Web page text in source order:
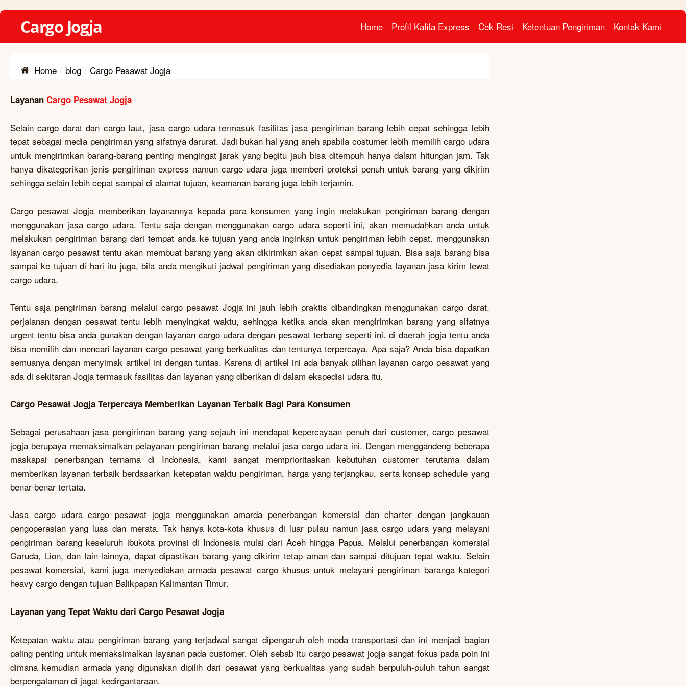
Cargo Jogja Home Profil Kafila Express Cek Resi Ketentuan Pengiriman Kontak Kami
Home blog Cargo Pesawat Jogja
Layanan Cargo Pesawat Jogja
Selain cargo darat dan cargo laut, jasa cargo udara termasuk fasilitas jasa pengiriman barang lebih cepat sehingga lebih
tepat sebagai media pengiriman yang sifatnya darurat. Jadi bukan hal yang aneh apabila costumer lebih memilih cargo udara
untuk mengirimkan barang-barang penting mengingat jarak yang begitu jauh bisa ditempuh hanya dalam hitungan jam. Tak
hanya dikategorikan jenis pengiriman express namun cargo udara juga memberi proteksi penuh untuk barang yang dikirim
sehingga selain lebih cepat sampai di alamat tujuan, keamanan barang juga lebih terjamin.
Cargo pesawat Jogja memberikan layanannya kepada para konsumen yang ingin melakukan pengiriman barang dengan
menggunakan jasa cargo udara. Tentu saja dengan menggunakan cargo udara seperti ini, akan memudahkan anda untuk
melakukan pengiriman barang dari tempat anda ke tujuan yang anda inginkan untuk pengiriman lebih cepat. menggunakan
layanan cargo pesawat tentu akan membuat barang yang akan dikirimkan akan cepat sampai tujuan. Bisa saja barang bisa
sampai ke tujuan di hari itu juga, bila anda mengikuti jadwal pengiriman yang disediakan penyedia layanan jasa kirim lewat
cargo udara.
Tentu saja pengiriman barang melalui cargo pesawat Jogja ini jauh lebih praktis dibandingkan menggunakan cargo darat.
perjalanan dengan pesawat tentu lebih menyingkat waktu, sehingga ketika anda akan mengirimkan barang yang sifatnya
urgent tentu bisa anda gunakan dengan layanan cargo udara dengan pesawat terbang seperti ini. di daerah jogja tentu anda
bisa memilih dan mencari layanan cargo pesawat yang berkualitas dan tentunya terpercaya. Apa saja? Anda bisa dapatkan
semuanya dengan menyimak artikel ini dengan tuntas. Karena di artikel ini ada banyak pilihan layanan cargo pesawat yang
ada di sekitaran Jogja termasuk fasilitas dan layanan yang diberikan di dalam ekspedisi udara itu.
Cargo Pesawat Jogja Terpercaya Memberikan Layanan Terbaik Bagi Para Konsumen
Sebagai perusahaan jasa pengiriman barang yang sejauh ini mendapat kepercayaan penuh dari customer, cargo pesawat
jogja berupaya memaksimalkan pelayanan pengiriman barang melalui jasa cargo udara ini. Dengan menggandeng beberapa
maskapai penerbangan ternama di Indonesia, kami sangat memprioritaskan kebutuhan customer terutama dalam
memberikan layanan terbaik berdasarkan ketepatan waktu pengiriman, harga yang terjangkau, serta konsep schedule yang
benar-benar tertata.
Jasa cargo udara cargo pesawat jogja menggunakan amarda penerbangan komersial dan charter dengan jangkauan
pengoperasian yang luas dan merata. Tak hanya kota-kota khusus di luar pulau namun jasa cargo udara yang melayani
pengiriman barang keseluruh ibukota provinsi di Indonesia mulai dari Aceh hingga Papua. Melalui penerbangan komersial
Garuda, Lion, dan lain-lainnya, dapat dipastikan barang yang dikirim tetap aman dan sampai ditujuan tepat waktu. Selain
pesawat komersial, kami juga menyediakan armada pesawat cargo khusus untuk melayani pengiriman baranga kategori
heavy cargo dengan tujuan Balikpapan Kalimantan Timur.
Layanan yang Tepat Waktu dari Cargo Pesawat Jogja
Ketepatan waktu atau pengiriman barang yang terjadwal sangat dipengaruh oleh moda transportasi dan ini menjadi bagian
paling penting untuk memaksimalkan layanan pada customer. Oleh sebab itu cargo pesawat jogja sangat fokus pada poin ini
dimana kemudian armada yang digunakan dipilih dari pesawat yang berkualitas yang sudah berpuluh-puluh tahun sangat
berpengalaman di jagat kedirgantaraan.